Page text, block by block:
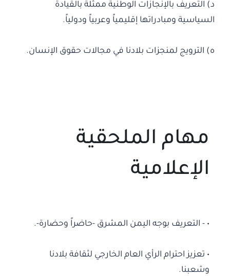
مهام الملحقية
الإعلامية
• - التعريف بوجه اليمن المشرق -حاضراً وحضارة-.
• تعزيز احترام الرأي العام الخارجي لثقافة بلادنا
وشعبنا.
د) التعريف بالإنجازات الوطنية ممثلة بالقيادة
السياسية ومبادراتها إقليمياً وعربياً ودولياً.
ه) الترويج لمنجزات بلادنا في مجالات حقوق الإنسان.